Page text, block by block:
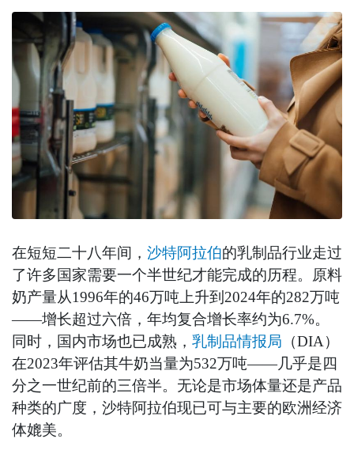
在短短二十八年间， 沙特阿拉伯的乳制品行业走过
了许多国家需要一个半世纪才能完成的历程。原料
奶产量从1996年的46万吨上升到2024年的282万吨
——增长超过六倍，年均复合增长率约为6.7%。
同时，国内市场也已成熟， 乳制品情报局 （DIA）
在2023年评估其牛奶当量为532万吨——几乎是四
分之一世纪前的三倍半。无论是市场体量还是产品
种类的广度，沙特阿拉伯现已可与主要的欧洲经济
体媲美。